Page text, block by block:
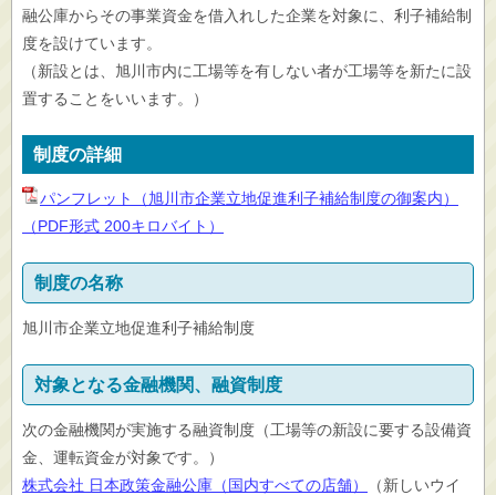
× 閉じる
融公庫からその事業資金を借入れした企業を対象に、利子補給制
度を設けています。
（新設とは、旭川市内に工場等を有しない者が工場等を新たに設
置することをいいます。）
制度の詳細
パンフレット（旭川市企業立地促進利子補給制度の御案内）
（PDF形式 200キロバイト）
制度の名称
旭川市企業立地促進利子補給制度
対象となる金融機関、融資制度
次の金融機関が実施する融資制度（工場等の新設に要する設備資
金、運転資金が対象です。）
株式会社 日本政策金融公庫（国内すべての店舗）
（新しいウイ